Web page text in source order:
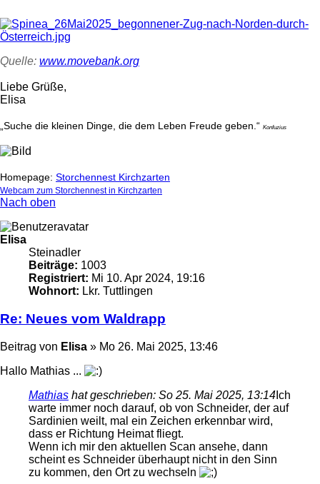
Quelle: www.movebank.org
Liebe Grüße,
Elisa
„Suche die kleinen Dinge, die dem Leben Freude geben.“ Konfuzius
Homepage: Storchennest Kirchzarten
Webcam zum Storchennest in Kirchzarten
Nach oben
Elisa
Steinadler
Beiträge: 1003
Registriert: Mi 10. Apr 2024, 19:16
Wohnort: Lkr. Tuttlingen
Re: Neues vom Waldrapp
Beitrag von Elisa » Mo 26. Mai 2025, 13:46
Hallo Mathias ...
Mathias hat geschrieben: So 25. Mai 2025, 13:14 Ich
warte immer noch darauf, ob von Schneider, der auf
Sardinien weilt, mal ein Zeichen erkennbar wird,
dass er Richtung Heimat fliegt.
Wenn ich mir den aktuellen Scan ansehe, dann
scheint es Schneider überhaupt nicht in den Sinn
zu kommen, den Ort zu wechseln